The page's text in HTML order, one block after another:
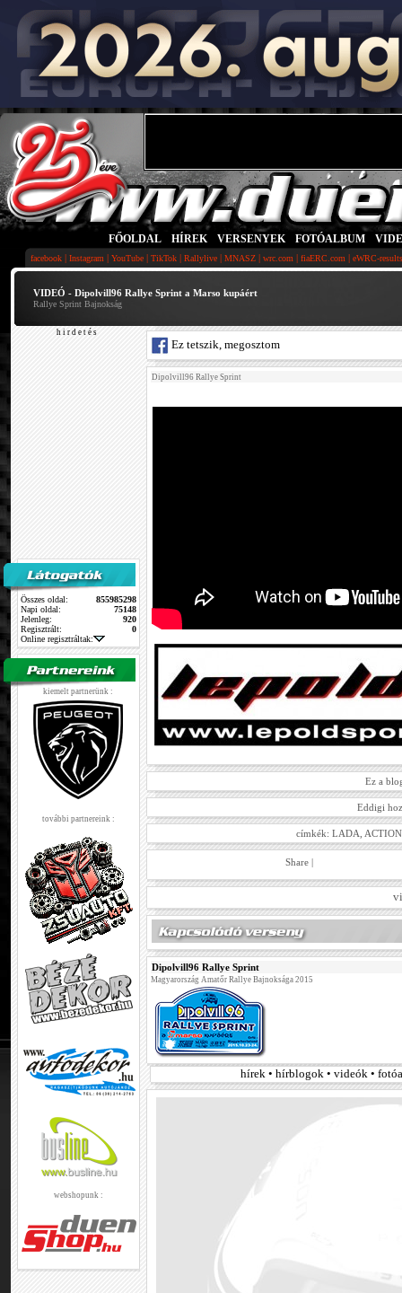
FŐOLDAL HÍREK VERSENYEK FOTÓALBUM
facebook | Instagram | YouTube | TikTok | Rallylive | MNASZ | wrc.com | fiaERC.com | eWRC-
VIDEÓ - Dipolvill96 Rallye Sprint a Marso kupáért
Rallye Sprint Bajnokság
h i r d e t é s
Összes oldal:
855985298
Napi oldal:
75148
Jelenleg:
920
Regisztrált:
0
Online regisztráltak:
kiemelt partnerünk :
további partnereink :
webshopunk :
Ez tetszik, megosztom
Dipolvill96 Rallye Sprint
Ez a
Eddigi
címkék: LADA ACTION
Share |
Dipolvill96 Rallye Sprint
Magyarország Amatőr Rallye Bajnoksága 2015
hírek • hírblogok • videók •